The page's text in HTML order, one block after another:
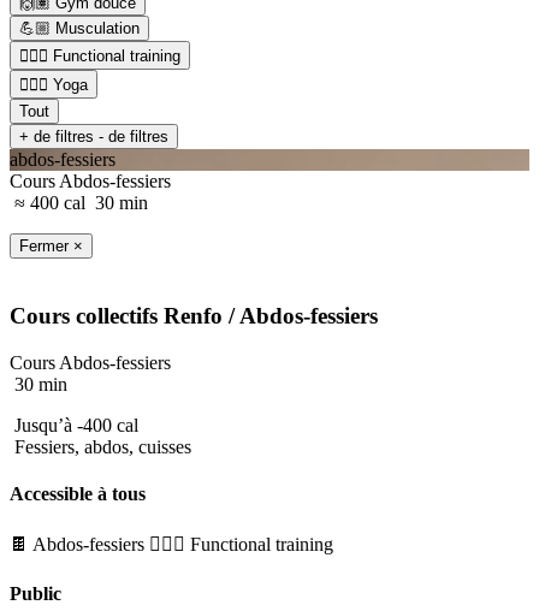
💪🏼 Musculation
🏋🏼‍♂️ Functional training
🧘🏼‍♂️ Yoga
Tout
+ de filtres - de filtres
abdos-fessiers
Cours Abdos-fessiers
≈ 400 cal 30 min
Fermer ×
Cours collectifs Renfo / Abdos-fessiers
Cours Abdos-fessiers
30 min
Jusqu’à -400 cal
Fessiers, abdos, cuisses
Accessible à tous
🍫 Abdos-fessiers 🏋🏼‍♂️ Functional training
Public